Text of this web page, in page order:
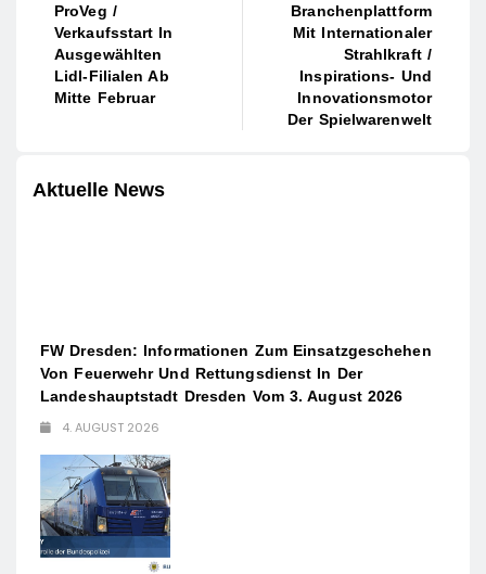
ProVeg /
Verkaufsstart In
Ausgewählten
Lidl-Filialen Ab
Mitte Februar
Branchenplattform
Mit Internationaler
Strahlkraft /
Inspirations- Und
Innovationsmotor
Der Spielwarenwelt
Aktuelle News
FW Dresden: Informationen Zum Einsatzgeschehen
Von Feuerwehr Und Rettungsdienst In Der
Landeshauptstadt Dresden Vom 3. August 2026
4. AUGUST 2026